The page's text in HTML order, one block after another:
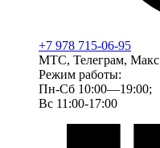
+7 978 715-06-95
МТС, Телеграм, Макс
Режим работы:
Пн-Сб 10:00—19:00;
Вс 11:00-17:00